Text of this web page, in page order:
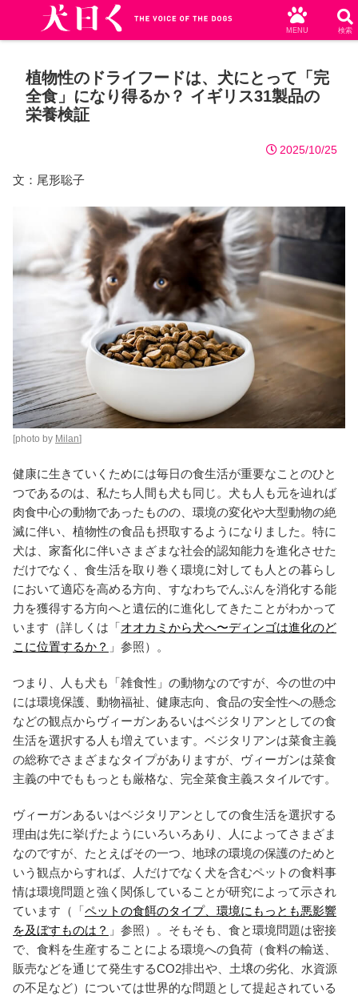
植物性のドライフードは、犬にとって「完
全食」になり得るか？ イギリス31製品の
栄養検証
2025/10/25
文：尾形聡子
[photo by Milan]
健康に生きていくためには毎日の食生活が重要なことのひと
つであるのは、私たち人間も犬も同じ。犬も人も元を辿れば
肉食中心の動物であったものの、環境の変化や大型動物の絶
滅に伴い、植物性の食品も摂取するようになりました。特に
犬は、家畜化に伴いさまざまな社会的認知能力を進化させた
だけでなく、食生活を取り巻く環境に対しても人との暮らし
において適応を高める方向、すなわちでんぷんを消化する能
力を獲得する方向へと遺伝的に進化してきたことがわかって
います（詳しくは「オオカミから犬へ〜ディンゴは進化のど
こに位置するか？ 」参照）。
つまり、人も犬も「雑食性」の動物なのですが、今の世の中
には環境保護、動物福祉、健康志向、食品の安全性への懸念
などの観点からヴィーガンあるいはベジタリアンとしての食
生活を選択する人も増えています。ベジタリアンは菜食主義
の総称でさまざまなタイプがありますが、ヴィーガンは菜食
主義の中でももっとも厳格な、完全菜食主義スタイルです。
ヴィーガンあるいはベジタリアンとしての食生活を選択する
理由は先に挙げたようにいろいろあり、人によってさまざま
なのですが、たとえばその一つ、地球の環境の保護のためと
いう観点からすれば、人だけでなく犬を含むペットの食料事
情は環境問題と強く関係していることが研究によって示され
ています（「ペットの食餌のタイプ、環境にもっとも悪影響
を及ぼすものは？ 」参照）。そもそも、食と環境問題は密接
で、食料を生産することによる環境への負荷（食料の輸送、
販売などを通じて発生するCO2排出や、土壌の劣化、水資源
の不足など）については世界的な問題として提起されている
MENU 検索